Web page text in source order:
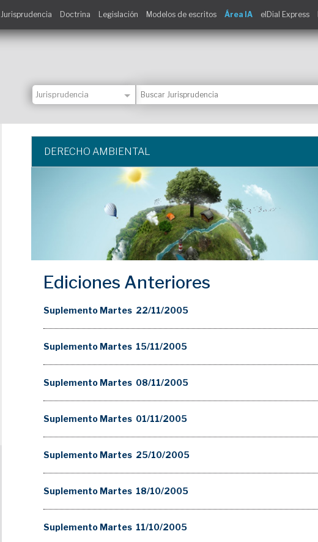
Jurisprudencia Doctrina Legislación Modelos de escritos Área IA elDial Express
DERECHO AMBIENTAL
Ediciones Anteriores
Suplemento Martes 22/11/2005
Suplemento Martes 15/11/2005
Suplemento Martes 08/11/2005
Suplemento Martes 01/11/2005
Suplemento Martes 25/10/2005
Suplemento Martes 18/10/2005
Suplemento Martes 11/10/2005